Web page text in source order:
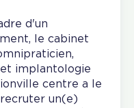
d'un
le cabinet
implantologie
centre a le
un(e)